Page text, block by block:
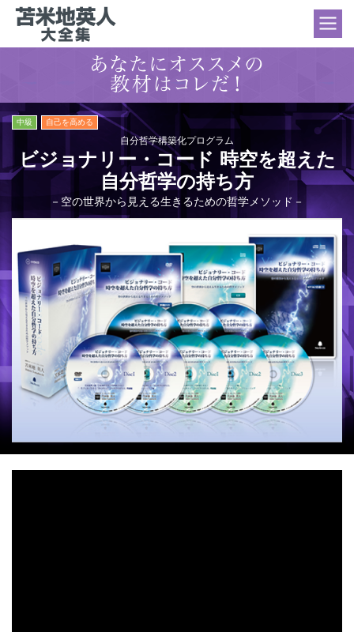
中級 自己を高める
自分哲学構築化プログラム
ビジョナリー・コード 時空を超えた
自分哲学の持ち方
－空の世界から見える生きるための哲学メソッド－